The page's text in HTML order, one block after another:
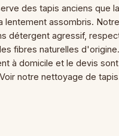
des tapis anciens que
lentement assombris.
détergent agressif,
fibres naturelles d'origine.
à domicile et le devis
notre nettoyage de tapis